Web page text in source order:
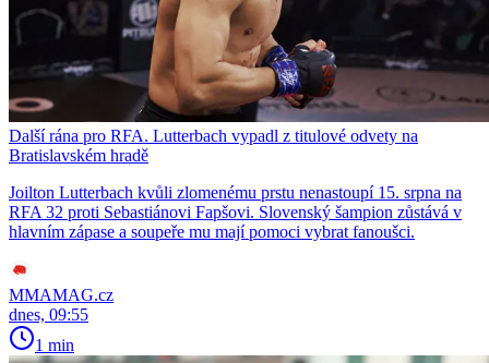
Další rána pro RFA. Lutterbach vypadl z titulové odvety na
Bratislavském hradě
Joilton Lutterbach kvůli zlomenému prstu nenastoupí 15. srpna na
RFA 32 proti Sebastiánovi Fapšovi. Slovenský šampion zůstává v
hlavním zápase a soupeře mu mají pomoci vybrat fanoušci.
MMAMAG.cz
dnes, 09:55
1 min